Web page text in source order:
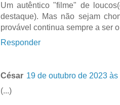
Um autêntico "filme" de
destaque). Mas não sejam
provável continua sempre a ser
Responder
César 19 de outubro de 2023 às
(...)